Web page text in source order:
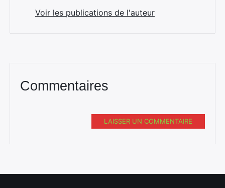
Voir les publications de l'auteur
Commentaires
LAISSER UN COMMENTAIRE